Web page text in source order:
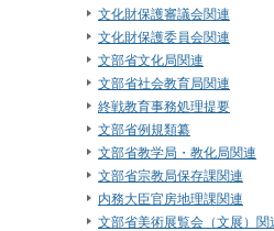
文化財保護審議会関連
文化財保護委員会関連
文部省文化局関連
文部省社会教育局関連
終戦教育事務処理提要
文部省例規類纂
文部省教学局・教化局関連
文部省宗教局保存課関連
内務大臣官房地理課関連
文部省美術展覧会（文展）関